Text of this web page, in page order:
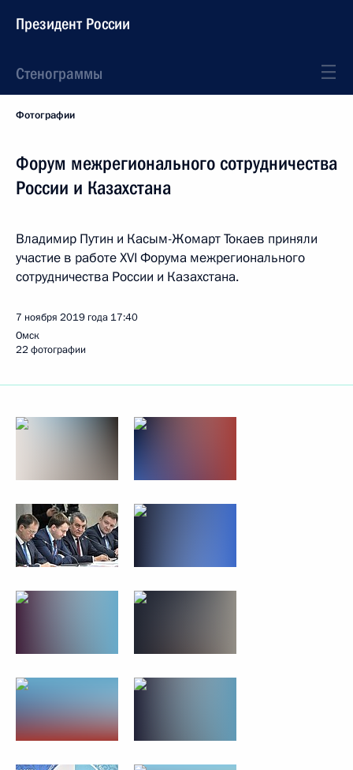
Президент России
Стенограммы
Фотографии
Форум межрегионального сотрудничества
России и Казахстана
Владимир Путин и Касым-Жомарт Токаев приняли
участие в работе XVI Форума межрегионального
сотрудничества России и Казахстана.
7 ноября 2019 года 17:40
Омск
22 фотографии